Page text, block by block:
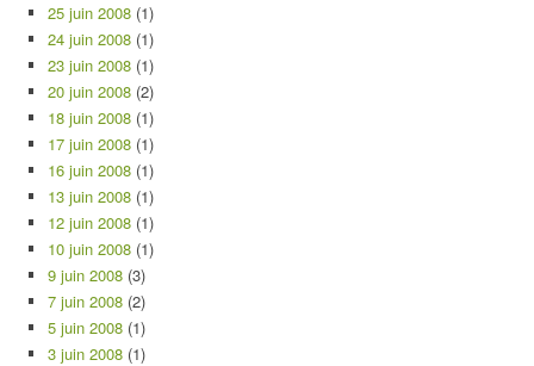
25 juin 2008 (1)
24 juin 2008 (1)
23 juin 2008 (1)
20 juin 2008 (2)
18 juin 2008 (1)
17 juin 2008 (1)
16 juin 2008 (1)
13 juin 2008 (1)
12 juin 2008 (1)
10 juin 2008 (1)
9 juin 2008 (3)
7 juin 2008 (2)
5 juin 2008 (1)
3 juin 2008 (1)